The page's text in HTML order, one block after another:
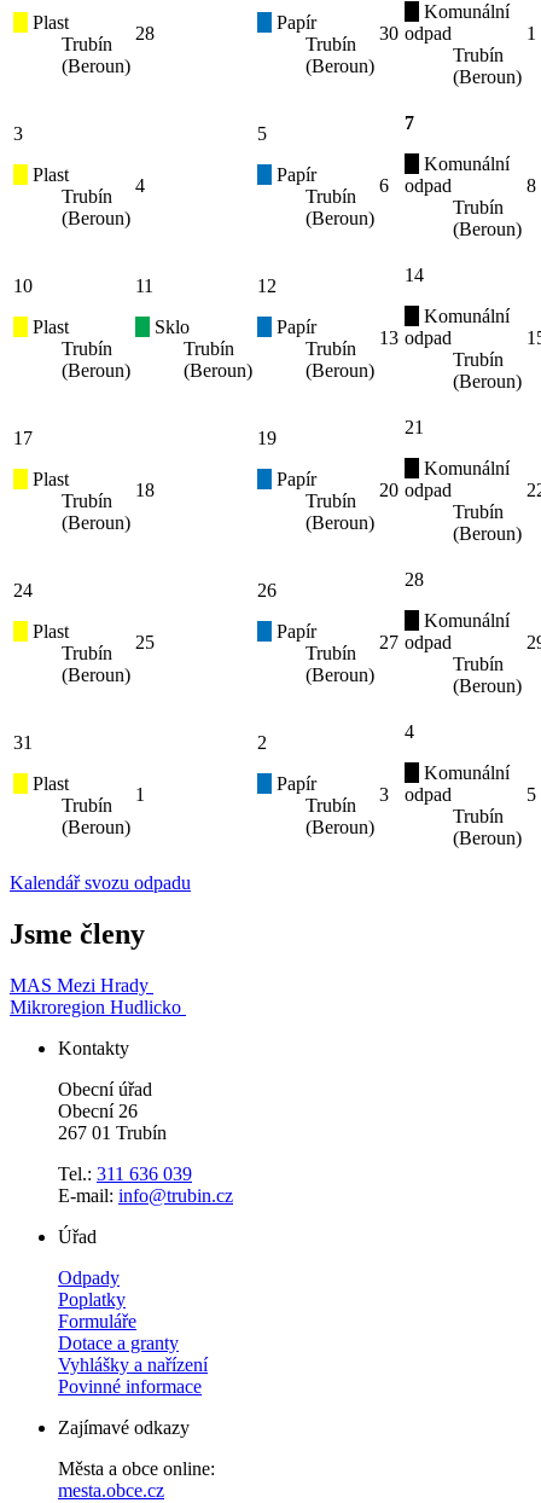
Plast
Trubín
(Beroun)
28
Papír
Trubín
(Beroun)
30
Komunální
odpad
Trubín
(Beroun)
1
3
Plast
Trubín
(Beroun)
4
5
Papír
Trubín
(Beroun)
6
7
Komunální
odpad
Trubín
(Beroun)
8
10
Plast
Trubín
(Beroun)
11
Sklo
Trubín
(Beroun)
12
Papír
Trubín
(Beroun)
13
14
Komunální
odpad
Trubín
(Beroun)
17
Plast
Trubín
(Beroun)
18
19
Papír
Trubín
(Beroun)
20
21
Komunální
odpad
Trubín
(Beroun)
24
Plast
Trubín
(Beroun)
25
26
Papír
Trubín
(Beroun)
27
28
Komunální
odpad
Trubín
(Beroun)
31
Plast
Trubín
(Beroun)
1
2
Papír
Trubín
(Beroun)
3
4
Komunální
odpad
Trubín
(Beroun)
5
Kalendář svozu odpadu
Jsme členy
MAS Mezi Hrady
Mikroregion Hudlicko
Kontakty
Obecní úřad
Obecní 26
267 01 Trubín
Tel.: 311 636 039
E-mail: info@trubin.cz
Úřad
Odpady
Poplatky
Formuláře
Dotace a granty
Vyhlášky a nařízení
Povinné informace
Zajímavé odkazy
Města a obce online:
mesta.obce.cz